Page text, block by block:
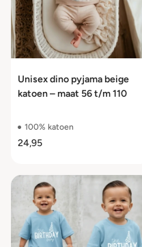
Unisex dino pyjama beige
katoen – maat 56 t/m 110
100% katoen
24,95